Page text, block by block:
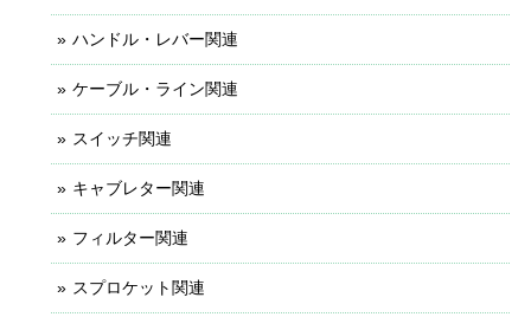
ハンドル・レバー関連
ケーブル・ライン関連
スイッチ関連
キャブレター関連
フィルター関連
スプロケット関連